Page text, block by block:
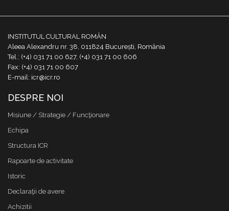
INSTITUTUL CULTURAL ROMÂN
Aleea Alexandru nr. 38, 011824 București, România
Tel.: (+4) 031 71 00 627, (+4) 031 71 00 606
Fax: (+4) 031 71 00 607
E-mail: icr@icr.ro
DESPRE NOI
Misiune / Strategie / Funcţionare
Echipa
Structura ICR
Rapoarte de activitate
Istoric
Declaraţii de avere
Achizitii